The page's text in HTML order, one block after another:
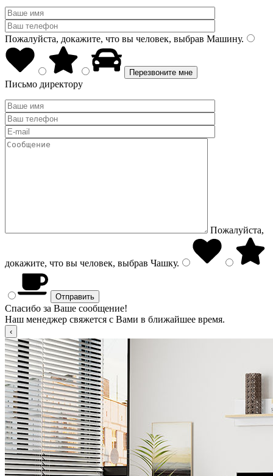
Пожалуйста, докажите, что вы человек, выбрав Машину.
Письмо директору
Пожалуйста,
докажите, что вы человек, выбрав Чашку.
Спасибо за Ваше сообщение!
Наш менеджер свяжется с Вами в ближайшее время.